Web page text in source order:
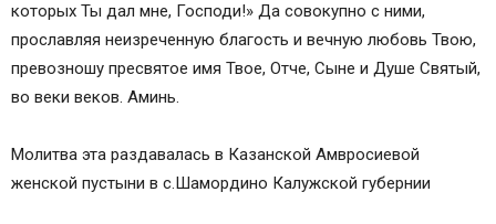
которых Ты дал мне, Господи!» Да совокупно с ними,
прославляя неизреченную благость и вечную любовь Твою,
превозношу пресвятое имя Твое, Отче, Сыне и Душе Святый,
во веки веков. Аминь.
Молитва эта раздавалась в Казанской Амвросиевой
женской пустыни в с.Шамордино Калужской губернии